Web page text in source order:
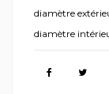
diamètre
diamètre